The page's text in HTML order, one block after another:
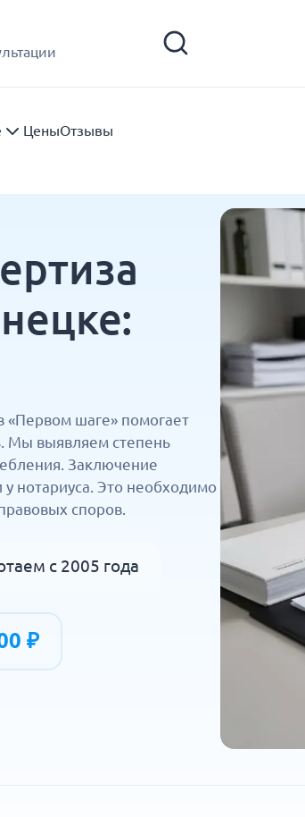
ЦеныОтзывы
«Первом шаге» помогает
Мы выявляем степень
Заключение
нотариуса. Это необходимо
споров.
с 2005 года
₽